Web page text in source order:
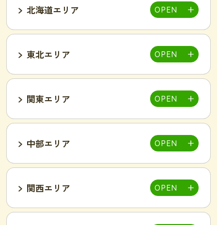
北海道エリア
東北エリア
仙台泉店
関東エリア
大宮店 新所沢西口店
中部エリア
関西エリア